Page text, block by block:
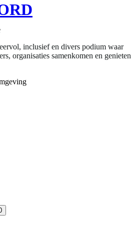
inclusief en divers podium waar
organisaties samenkomen en genieten